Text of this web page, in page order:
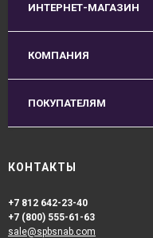
ИНТЕРНЕТ-МАГАЗИН
КОМПАНИЯ
ПОКУПАТЕЛЯМ
КОНТАКТЫ
+7 812 642-23-40
+7 (800) 555-61-63
sale@spbsnab.com